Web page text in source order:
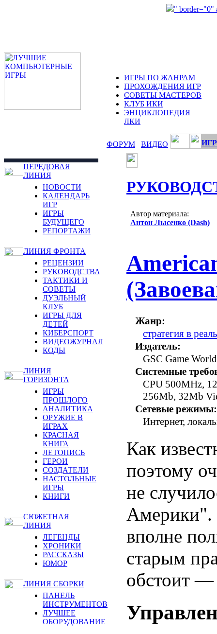
" border="0"
ИГРЫ ПО ЖАНРАМ
ПРОХОЖДЕНИЯ ИГР
СОВЕТЫ МАСТЕРОВ
КЛУБ ИКИ
ЭНЦИКЛОПЕДИЯ
ЛКИ
ФОРУМ ВИДЕО
ПЕРЕДОВАЯ
ЛИНИЯ
НОВОСТИ
КАЛЕНДАРЬ
ИГР
ИГРЫ
БУДУЩЕГО
РЕПОРТАЖИ
ЛИНИЯ ФРОНТА
РЕЦЕНЗИИ
РУКОВОДСТВА
ТАКТИКИ И
СОВЕТЫ
ДУЭЛЬНЫЙ
КЛУБ
ИГРЫ ДЛЯ
ДЕТЕЙ
КИБЕРСПОРТ
ВИДЕОЖУРНАЛ
КОДЫ
ЛИНИЯ
ГОРИЗОНТА
ИГРЫ
ПРОШЛОГО
АНАЛИТИКА
ОРУЖИЕ В
ИГРАХ
КРАСНАЯ
КНИГА
ЛЕТОПИСЬ
ГЕРОИ
СОЗДАТЕЛИ
НАСТОЛЬНЫЕ
ИГРЫ
КНИГИ
СЮЖЕТНАЯ
ЛИНИЯ
ЛЕГЕНДЫ
ХРОНИКИ
РАССКАЗЫ
ЮМОР
ЛИНИЯ СБОРКИ
ПАНЕЛЬ
ИНСТРУМЕНТОВ
ЛУЧШЕЕ
ОБОРУДОВАНИЕ
Автор материала:
Антон Лысенко (Dash)
Жанр:
стратегия в
Издатель:
GSC Game
Системные
CPU 500MHz,
256Mb, 32Mb
Сетевые режимы:
Интернет,
Как
поэтому
не
Америки".
вполне
старым
обстоит —